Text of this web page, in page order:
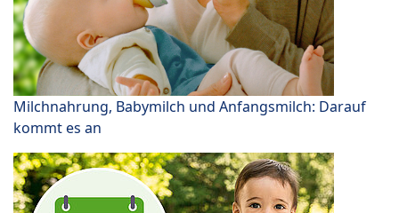
Milchnahrung, Babymilch und Anfangsmilch: Darauf
kommt es an